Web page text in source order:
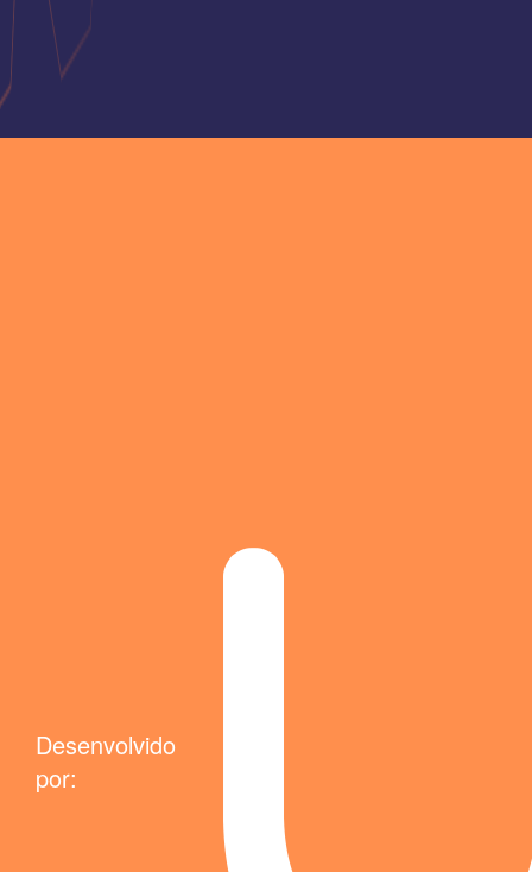
Desenvolvido
por: